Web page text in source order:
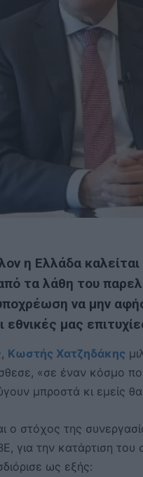
η Ελλάδα
τα λάθη του
να μην
εθνικές μας
Κωστής Χατζηδάκης
«σε έναν κόσμο
μπροστά κι εμείς
ο στόχος της
για την κατάρτιση του
ως εξής: